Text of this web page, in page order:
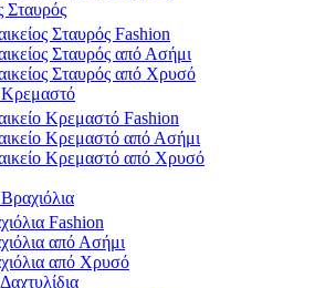
Σταυρός
Σταυρός Fashion
Σταυρός από Ασήμι
Σταυρός από Χρυσό
Κρεμαστό
Κρεμαστό Fashion
Κρεμαστό από Ασήμι
Κρεμαστό από Χρυσό
Fashion
από Ασήμι
από Χρυσό